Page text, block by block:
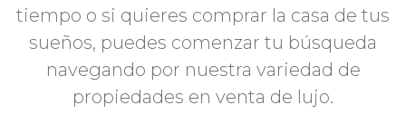
tiempo o si quieres comprar la casa de tus
sueños, puedes comenzar tu búsqueda
navegando por nuestra variedad de
propiedades en venta de lujo.